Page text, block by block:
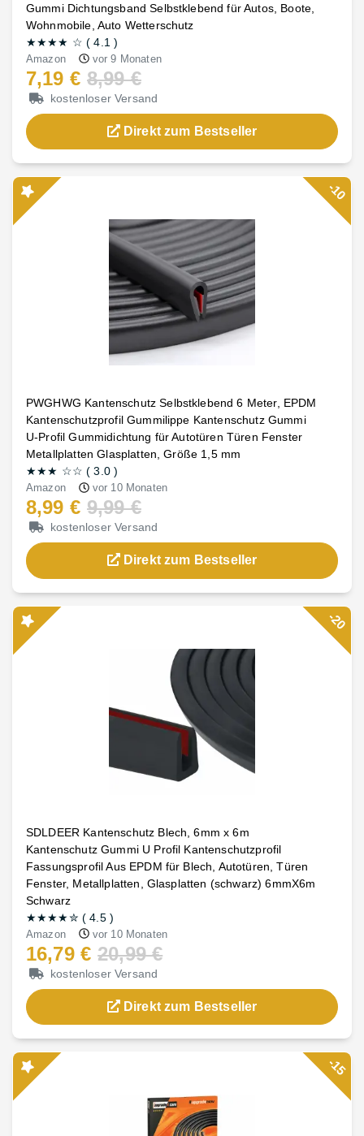
Gummi Dichtungsband Selbstklebend für Autos, Boote,
Wohnmobile, Auto Wetterschutz
★★★★ ☆ (4.1 )
Amazon vor 9 Monaten
7,19 € 8,99 €
kostenloser Versand
Direkt zum Bestseller
PWGHWG Kantenschutz Selbstklebend 6 Meter, EPDM
Kantenschutzprofil Gummilippe Kantenschutz Gummi
U-Profil Gummidichtung für Autotüren Türen Fenster
Metallplatten Glasplatten, Größe 1,5 mm
★★★ ☆☆ (3.0)
Amazon vor 10 Monaten
8,99 € 9,99 €
kostenloser Versand
Direkt zum Bestseller
-10
SDLDEER Kantenschutz Blech, 6mm x 6m
Kantenschutz Gummi U Profil Kantenschutzprofil
Fassungsprofil Aus EPDM für Blech, Autotüren, Türen
Fenster, Metallplatten, Glasplatten (schwarz) 6mmX6m
Schwarz
★★★★✮ (4.5)
Amazon vor 10 Monaten
16,79 € 20,99 €
kostenloser Versand
Direkt zum Bestseller
-20
-15